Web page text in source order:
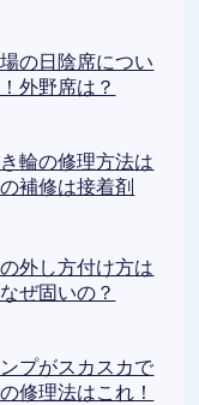
の日陰席につい
外野席は？
輪の修理方法は
補修は接着剤
外し方付け方は
ぜ固いの？
プがスカスカで
修理法はこれ！